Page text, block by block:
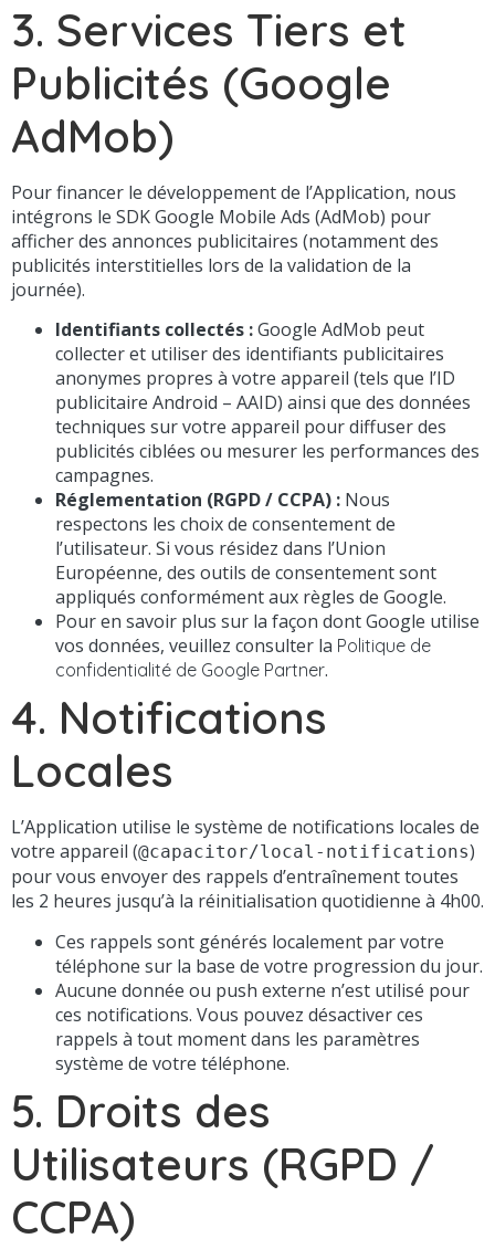
3. Services Tiers et
Publicités (Google
AdMob)
Pour financer le développement de l’Application, nous
intégrons le SDK Google Mobile Ads (AdMob) pour
afficher des annonces publicitaires (notamment des
publicités interstitielles lors de la validation de la
journée).
Identifiants collectés :Google AdMob peut
collecter et utiliser des identifiants publicitaires
anonymes propres à votre appareil (tels que l’ID
publicitaire Android – AAID) ainsi que des données
techniques sur votre appareil pour diffuser des
publicités ciblées ou mesurer les performances des
campagnes.
Réglementation (RGPD / CCPA) : Nous
respectons les choix de consentement de
l’utilisateur. Si vous résidez dans l’Union
Européenne, des outils de consentement sont
appliqués conformément aux règles de Google.
Pour en savoir plus sur la façon dont Google utilise
vos données, veuillez consulter la Politique de
confidentialité de Google Partner.
4. Notifications
Locales
L’Application utilise le système de notifications locales de
votre appareil (@capacitor/local-notifications)
pour vous envoyer des rappels d’entraînement toutes
les 2 heures jusqu’à la réinitialisation quotidienne à 4h00.
Ces rappels sont générés localement par votre
téléphone sur la base de votre progression du jour.
Aucune donnée ou push externe n’est utilisé pour
ces notifications. Vous pouvez désactiver ces
rappels à tout moment dans les paramètres
système de votre téléphone.
5. Droits des
Utilisateurs (RGPD /
CCPA)